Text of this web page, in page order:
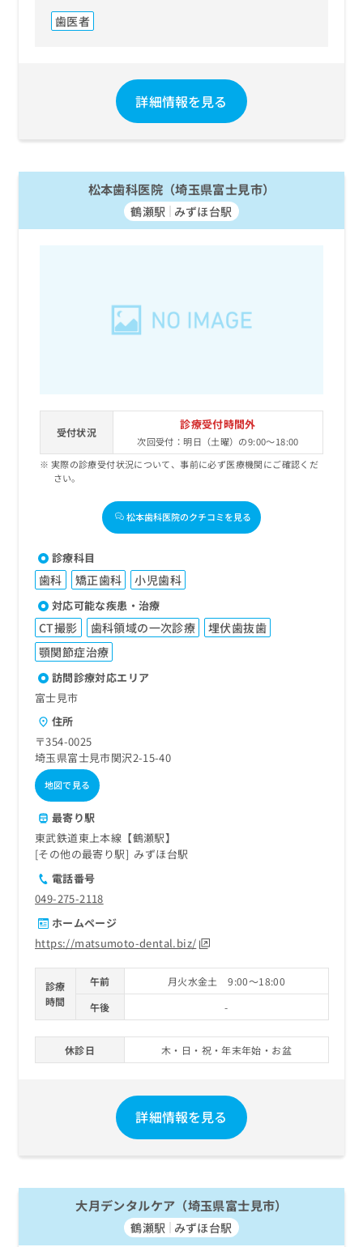
歯医者
詳細情報を見る
松本歯科医院（埼玉県富士見市）
鶴瀬駅 みずほ台駅
受付状況
診療受付時間外
次回受付：明日（土曜）の9:00～18:00
実際の診療受付状況について、事前に必ず医療機関にご確認くだ
さい。
松本歯科医院のクチコミを見る
診療科目
歯科 矯正歯科 小児歯科
対応可能な疾患・治療
CT撮影 歯科領域の一次診療
埋伏歯抜歯
顎関節症治療
訪問診療対応エリア
富士見市
住所
〒354-0025
埼玉県富士見市関沢2-15-40
地図で見る
最寄り駅
東武鉄道東上本線【鶴瀬駅】
その他の最寄り駅
みずほ台駅
電話番号
049-275-2118
ホームページ
https://matsumoto-dental.biz/
診療
時間
午前
月火水金土 9:00～18:00
午後
-
休診日 木・日・祝・年末年始・お盆
詳細情報を見る
大月デンタルケア（埼玉県富士見市）
鶴瀬駅 みずほ台駅